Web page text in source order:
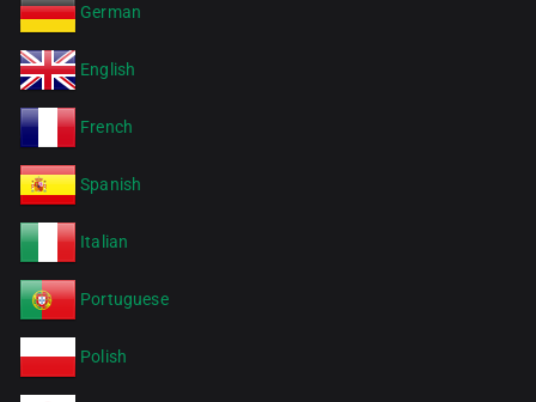
German
English
French
Spanish
Italian
Portuguese
Polish